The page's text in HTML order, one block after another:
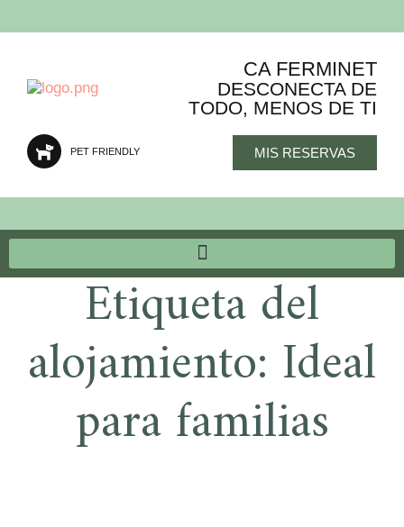
CA FERMINET
DESCONECTA DE
TODO, MENOS DE TI
PET FRIENDLY MIS RESERVAS
Etiqueta del
alojamiento: Ideal
para familias